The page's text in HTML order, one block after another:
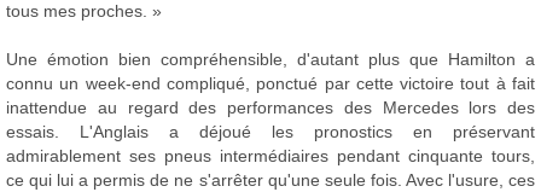
tous mes proches. »
Une émotion bien compréhensible, d'autant plus que Hamilton a
connu un week-end compliqué, ponctué par cette victoire tout à fait
inattendue au regard des performances des Mercedes lors des
essais. L'Anglais a déjoué les pronostics en préservant
admirablement ses pneus intermédiaires pendant cinquante tours,
ce qui lui a permis de ne s'arrêter qu'une seule fois. Avec l'usure, ces